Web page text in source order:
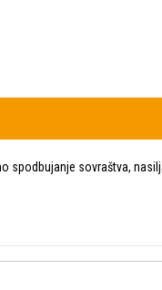
spodbujanje sovraštva,